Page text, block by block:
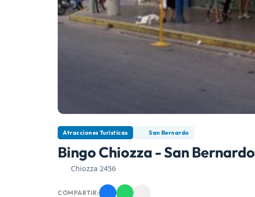
Atracciones Turísticas San Bernardo
Bingo Chiozza - San Bernardo
Chiozza 2456
COMPARTIR: